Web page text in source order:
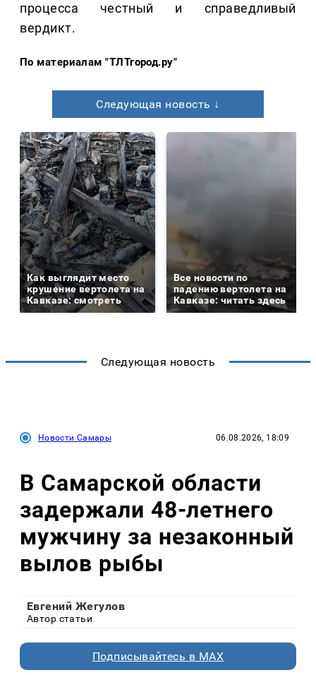
процесса честный и справедливый
вердикт.
По материалам "ТЛТгород.ру"
Следующая новость ↓
Как выглядит место
крушение вертолета на
Кавказе: смотреть
Все новости по
падению вертолета на
Кавказе: читать здесь
Следующая новость
Новости Самары 06.08.2026, 18:09
В Самарской области
задержали 48-летнего
мужчину за незаконный
вылов рыбы
Евгений Жегулов
Автор статьи
Подписывайтесь в MAX